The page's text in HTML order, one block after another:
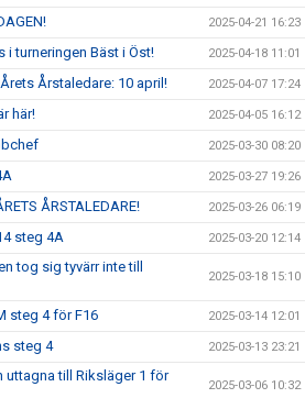
2025-04-21 16:23
turneringen Bäst i Öst! 2025-04-18 11:01
Årstaledare: 10 april! 2025-04-07 17:24
här! 2025-04-05 16:12
2025-03-30 08:20
2025-03-27 19:26
ÅRSTALEDARE! 2025-03-26 06:19
steg 4A 2025-03-20 12:14
tog sig tyvärr inte till
2025-03-18 15:10
steg 4 för F16 2025-03-14 12:01
steg 4 2025-03-13 23:21
uttagna till Riksläger 1 för
2025-03-06 10:32